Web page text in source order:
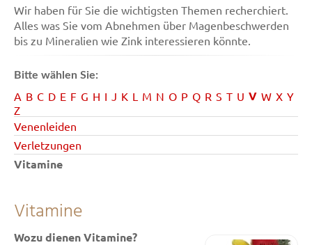
Wir haben für Sie die wichtigsten Themen recherchiert.
Alles was Sie vom Abnehmen über Magenbeschwerden
bis zu Mineralien wie Zink interessieren könnte.
Bitte wählen Sie:
A B C D E F G H I J K L M N O P Q R S T U V W X Y
Z
Venenleiden
Verletzungen
Vitamine
Vitamine
Wozu dienen Vitamine?